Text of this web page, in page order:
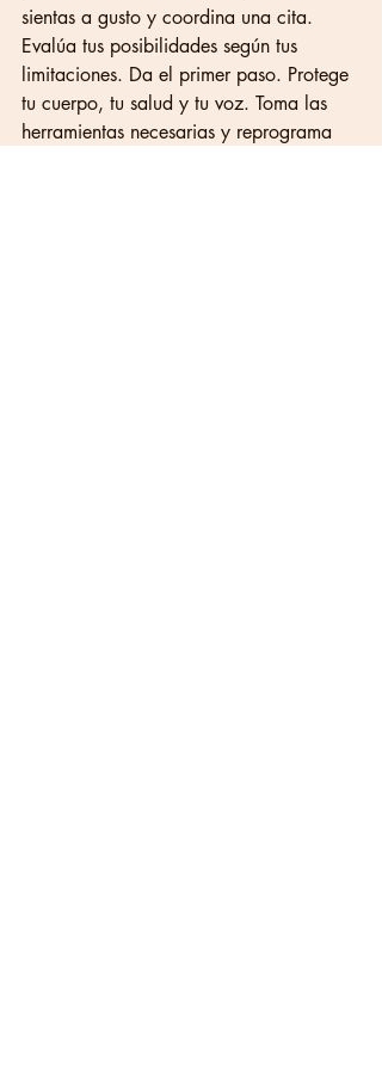
sientas a gusto y coordina una cita.
Evalúa tus posibilidades según tus
limitaciones. Da el primer paso. Protege
tu cuerpo, tu salud y tu voz. Toma las
herramientas necesarias y reprograma